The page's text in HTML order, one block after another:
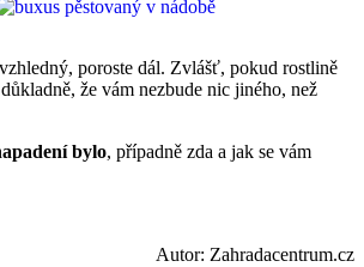
poroste dál. Zvlášť, pokud rostlině
že vám nezbude nic jiného, než
bylo, případně zda a jak se vám
Autor: Zahradacentrum.cz